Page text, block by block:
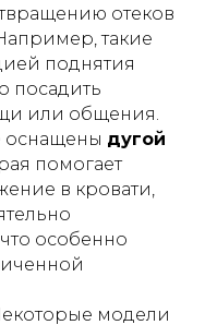
отеков
такие
поднятия
посадить
или общения.
оснащены дугой
помогает
в кровати,
особенно
модели